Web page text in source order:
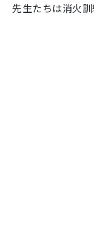
先生たちは消火